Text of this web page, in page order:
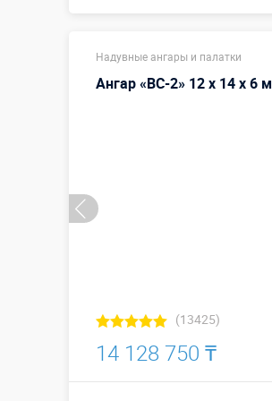
Больше деталей →
Надувные ангары и палатки
Ангар «ВС-2» 12 х 14 х 6 м
(13425)
14 128 750 ₸